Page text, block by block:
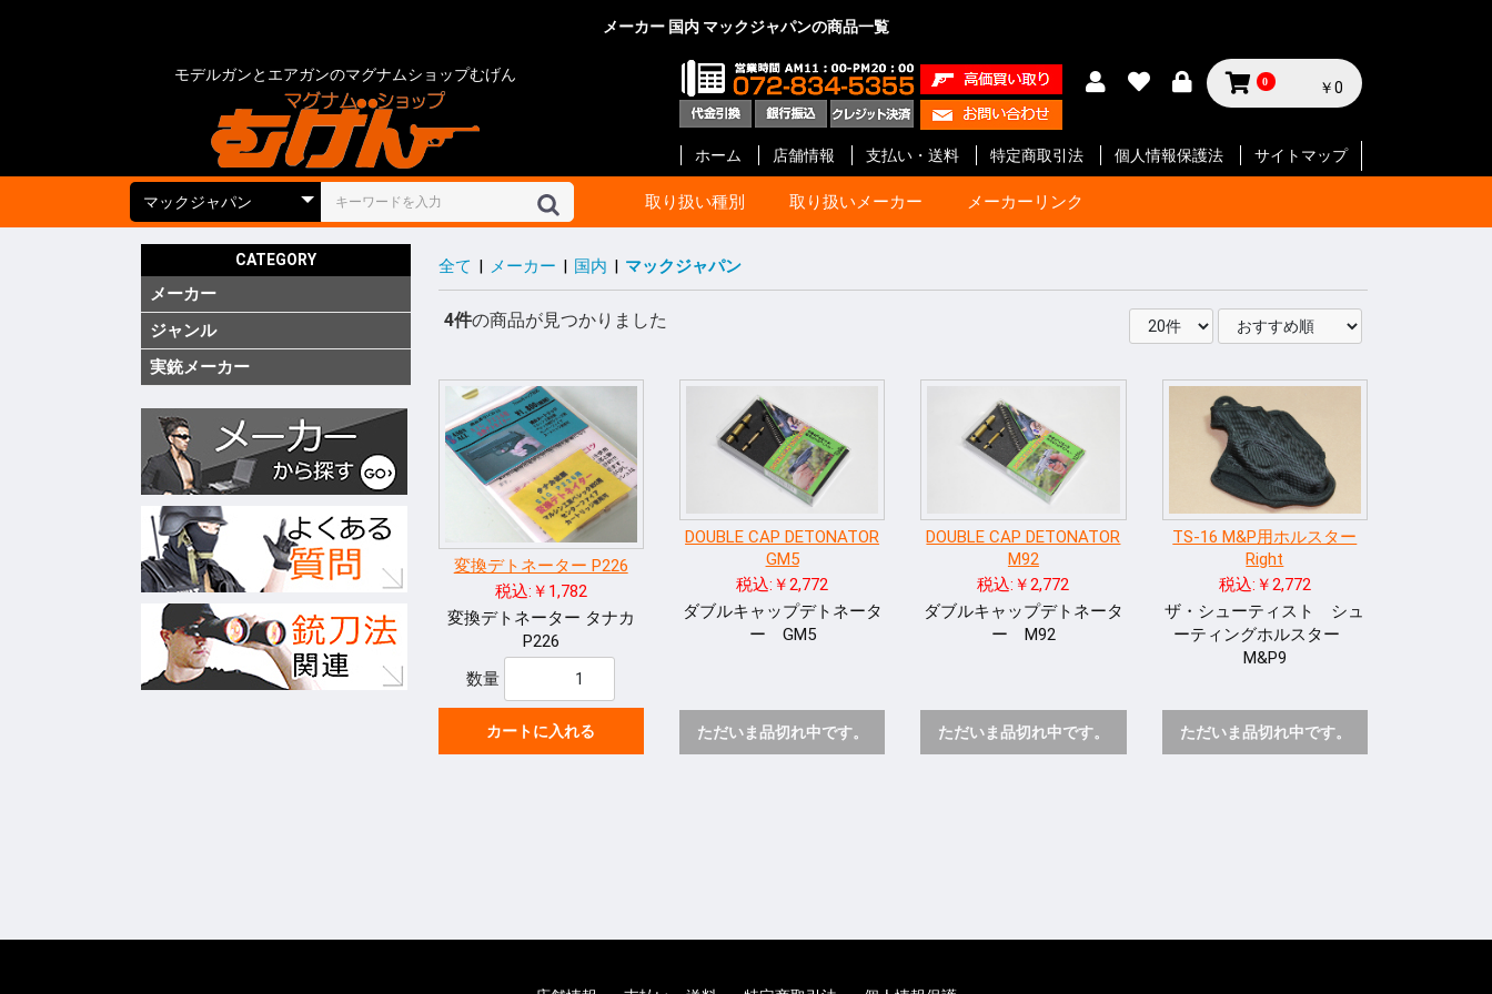
メーカー 国内 マックジャパンの商品一覧
モデルガンとエアガンのマグナムショップむげん 0 ￥0
ホーム 店舗情報 支払い・送料 特定商取引法 個人情報保護法 サイトマップ
取り扱い種別 取り扱いメーカー メーカーリンク
CATEGORY
メーカー 国内 東京マルイ GBB ハンドガン
GBB ライフル
電動ガン 次世代
電動ガン ハイサイクル
電動ガン
電動ガン バッテリー等
電動ガン マガジン
電動ガン アクセサリー
エアーライフル
ショットガン
ガスガン
ガスガン マガジン
ガスガン アクセサリー
エアーガン アクセサリ
エアーガン マガジン
サイト関連
汎用品
10歳以上用
消耗品 他
KSC ガスブローバック
ガス ライフル・SMG
CO2ブローバック
モデルガン
電動ガン
ガス マガジン
モデルガン カート等
アクセサリー
電動 マガジン等
消耗品 他
マルシン ガス ブローバック
ガス リボルバー
ガス ライフル・SMG
8mm ハンドガン
モデルガン オート
モデルガン リボルバー
モデルガン 長物
キット モデルガン
モデルガン 金属
ガス マガジン
モデルガン カート等
アクセサリー
グリップ
ガスガン 他
消耗品 他
タナカ ガス リボルバー
ガス ブローバック
エアー ライフル
ガス ライフル
モデルガン リボルバー
モデルガン オート
モデルガン 金属
モデルガン ライフル
ガス マガジン
グリップ
アクセサリー
モデルガン カート等
マルゼン エアー ハンドガン
ガス ブローバック
エアー ライフル
ガス ライフル・SMG
マガジン
アクセサリー
消耗品
ハートフォード モデルガン リボルバ
モデルガン オート
モデルガン キット
ガスガン
アクセサリー
カートリッジ等
グリップ
クラフト アップル モデルガン リボルバー
モデルガン オート
モデルガン ライフル
モデルガン カート等
グリップ
グレネード
その他
KTW エアーガン
電動ガン
アクセサリー
タニオ・コバ モデルガン オート
モデルガン ライフル
モデルガン カート等
カスタムパーツ エアガ
その他
BATON Airsoft
BWC モデルガン オート
モデルガン カート等
モデルガン キット
カスタムパーツ
ガスガン
グリップ
ショウエイ
エラン モデルガン
モデルガンパーツ
A!CTION(アクション) モデルガン リボルバー
モデルガン オートマチ
アクセサリー
KM企画 インナーバレル
サイレンサー
キャロムショット 塗装・仕上げ
モデルガン用
グリップ リボルバ用
グリップ オート用
ガスガン 外装パーツ
ガスガン 内部パーツ
メンテナンス
パンドラ アームズ
R.C.C.
ガンショップ インディ 塗装
メンテナンス
ガンスミス シークレッ
ト
スプレー塗料
ブルーイング剤
メンテナンス
メディコム
ファインケミカル
オプション No.1
G-Force
Carbon8 CO2 ブローバックガン
スペアマガジン パー
HoneyBee
エス・ツー・エス その他
BB弾
照準器
ホルスター
ケース類
U-18
エアガン
ガスガン
ET-1
プロテック
イースト.A オート用
リボルバー用
革製 ショルダー
革製 ヒップ
ナイロン製 ショルダー
ナイロン製 ヒップ
ウエスタン
レッグ バックサイド
ポーチ
ケース類
ライラクス
モッジ
ノーベルアームズ 照準器
マウント 他
マックジャパン モデルガン用品
ホルスター
M W グレネード
フリーダムアート
ライト ダミーカート
CーTec 発火カートリッジ
空撃ちダミーカートリ
ダミーブレット
モデルガン カスタムパ
ファイアフライ
ガスガン用カスタムパ
電動ガン用カスタムパ
パッキン類
TOP 電動ガン
アクセサリー
宮川ゴム
レザーアート ケイン
ZEKE
GAW
ガンスミス忍者
国内メーカー その他
海外 DETONATOR スライド
サイト
アウターバレル
その他
GUARDER GLOCK Gen.5
GLOCK Gen.4
GLOCK Gen.3
H&K
V10 / DETONICS
1911 ・ MEU等
Hi-CAPA
M&P
DESERT EAGLE
P226
M92F
金属外装パーツ
内部カスタムパーツ
その他
Guns Modify マグロ用パーツ
カスタムパーツ
アクセサリー
COW COW GLOCK
ROBIN HOOD リボルバー用パーツ
オート用パーツ
Anvil マルイ用
WA用
その他
Vector Optics
Bomber Airsoft
WE-Tech ガス ハンドガン
ガス ライフル
マガジン 他
ENIGMA
NOVA アウターバレル
金属外装パーツ
金属外装キット
Prime カスタムパーツ
金属外装パーツ
金属外装キット
RA-Tech
KJ Works ガス ハンドガン
マガジン 他
ガス ライフル
BOLT ガスブローバック
G&G
VFC
UMaREX
AIP
Ready Fighter 金属外装
NeBula アウターバレル
外装パーツ
内部カスタムパーツ
Airsoft Surgeon
T8 Airsoft
Shooter’s Desion
SILVERBACK Airsoft
W I I Tech
Ace-1 Arms
ACETECH
AABB
C&C tac
SAPH
ANGRY GUN
AMOMAX / CYTAC
FMA
海外メーカー その他
実銃用品 コルト
ベレッタ
スミス&ウエッソン
グロック
HOGUE オート用
リボルバ用
ライフル用
木製
G-10 素材製
その他アクセサリー
PACHMAYR オート用
汎用
リボルバ用
木製
G-10 素材製
ALTAMONT オート用
リボルバ用
G-10 素材製
VZ Grips
LINVILLE
LOK Grips
CERUS GEAR
MAGPUL
Birchwood
HKS
実銃用品メーカー その
他
ジャンル ガス ブローバック マシンピストル
ガス SMG ライフル
ガス リボルバ
ガス 他
電動 次世代
電動 ハイサイクル
電動ガン
電動 SMG
電動 ハンドガン
エアーコッキング
エアーライフル SMG
CO2 ガスガン
モデルガン リボルバ
モデルガン オート
モデルガン 長物
金属モデルガン
キットモデルガン
競技用銃(販売登録品)
ショットガン
海外製 電動ガン
海外製 GBB ライフル
海外製 GBB ハンドガン
キットエアガン
グレネードランチャ
グレネード弾
ガスガンアクセサリー
エアガンアクセサリー
電動ガンアクセサリー
モデルガンアクセサリ
汎用アクセサリー(純正)
ガスガンスペアマガジ
エアガンスペアマガジ
電動ガンスペアマガジ
モデルガンスペアマガ
グリップ オートマチック用
リボルバー用
グリップ(実銃用) その他
Altamont
HOGUE
Pachmayr
BERETTA
外装カスタムパーツ マルイ 1911
マルイ GLOCK
アウターバレル
内部カスタムパーツ マルイ 1911
マルイ GLOCK用
ゴムパッキン類
ガスガン用
電動ガン用
エアーガン用
ディテールアップパー
バッテリー・充電器
電動ガン用 カスタムパ
ダミーカート
モデルガン カスタムパ
照準器 ドットサイト
スコープ
照準器周辺
サイレンサー
ライト・レーザー
トレーサー
ホルスター(革)
ホルスター(樹脂)
ホルスター(ナイロン) オートマチック
リボルバー
その他
ポーチ類
ケース類
メンテナンス
消耗品 ガス BB弾
工具
塗装・仕上げ
汎用アクセサリー
シューティング用品
ガンスタンド
プロテクション
18才未満用
18才未満用品
カスタムガン ガスブローバック
モデルガン
その他
特価品 アクセサリー
モデルガン
エアーソフトガン
処分品
実銃メーカー
全て | メーカー | 国内 | マックジャパン
4件の商品が見つかりました
変換デトネーター P226
税込:￥1,782
変換デトネーター タナカ
P226
数量
カートに入れる
DOUBLE CAP DETONATOR
GM5
税込:￥2,772
ダブルキャップデトネータ
ー GM5
ただいま品切れ中です。
DOUBLE CAP DETONATOR
M92
税込:￥2,772
ダブルキャップデトネータ
ー M92
ただいま品切れ中です。
TS-16 M&P用ホルスター
Right
税込:￥2,772
ザ・シューティスト シュ
ーティングホルスター
M&P9
ただいま品切れ中です。